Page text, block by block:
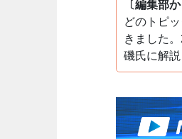
〔編集部か
どのトピ
きました
磯氏に解説